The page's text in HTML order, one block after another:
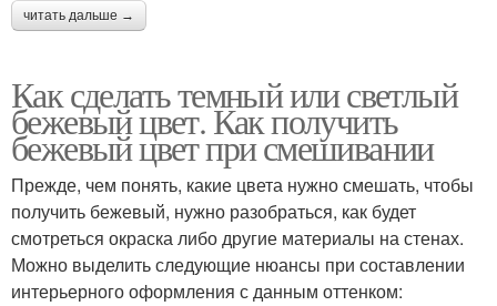
читать дальше →
Как сделать темный или светлый
бежевый цвет. Как получить
бежевый цвет при смешивании
Прежде, чем понять, какие цвета нужно смешать, чтобы
получить бежевый, нужно разобраться, как будет
смотреться окраска либо другие материалы на стенах.
Можно выделить следующие нюансы при составлении
интерьерного оформления с данным оттенком: